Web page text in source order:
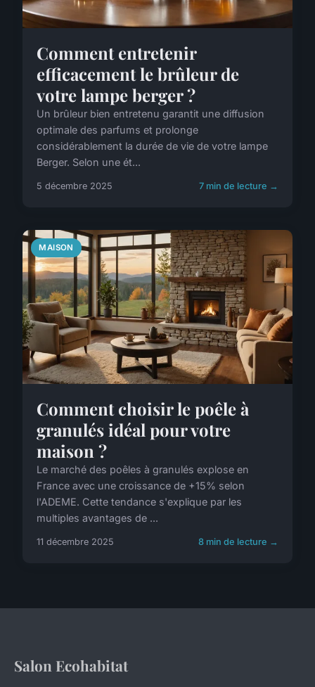
Comment entretenir
efficacement le brûleur de
votre lampe berger ?
Un brûleur bien entretenu garantit une diffusion
optimale des parfums et prolonge
considérablement la durée de vie de votre lampe
Berger. Selon une ét...
5 décembre 2025 7 min de lecture →
MAISON
Comment choisir le poêle à
granulés idéal pour votre
maison ?
Le marché des poêles à granulés explose en
France avec une croissance de +15% selon
l'ADEME. Cette tendance s'explique par les
multiples avantages de ...
11 décembre 2025 8 min de lecture →
Salon Ecohabitat